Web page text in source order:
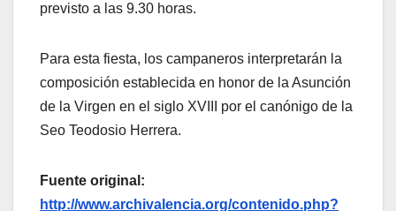
previsto a las 9.30 horas.
Para esta fiesta, los campaneros interpretarán la
composición establecida en honor de la Asunción
de la Virgen en el siglo XVIII por el canónigo de la
Seo Teodosio Herrera.
Fuente original:
http://www.archivalencia.org/contenido.php?